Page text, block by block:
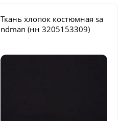
Ткань хлопок костюмнаяsa
ndman (нн 3205153309)